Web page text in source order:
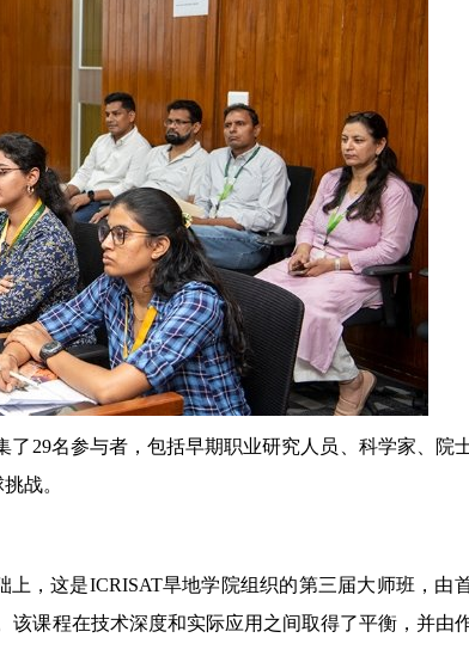
了29名参与者，包括早期职业研究人员、科学家、院
战。
，这是ICRISAT旱地学院组织的第三届大师班，由
该课程在技术深度和实际应用之间取得了平衡，并由